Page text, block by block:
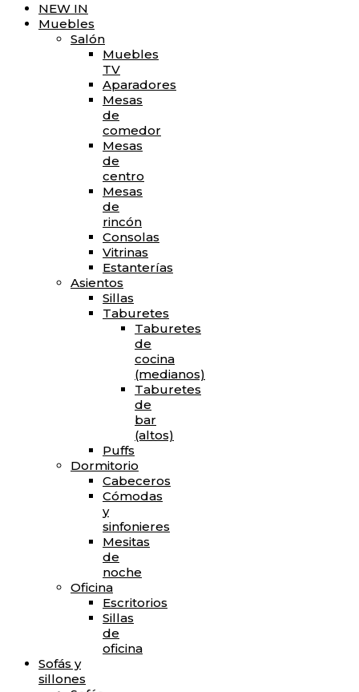
NEW IN
Muebles
Salón
Muebles
TV
Aparadores
Mesas
de
comedor
Mesas
de
centro
Mesas
de
rincón
Consolas
Vitrinas
Estanterías
Asientos
Sillas
Taburetes
Taburetes
de
cocina
(medianos)
Taburetes
de
bar
(altos)
Puffs
Dormitorio
Cabeceros
Cómodas
y
sinfonieres
Mesitas
de
noche
Oficina
Escritorios
Sillas
de
oficina
Sofás y
sillones